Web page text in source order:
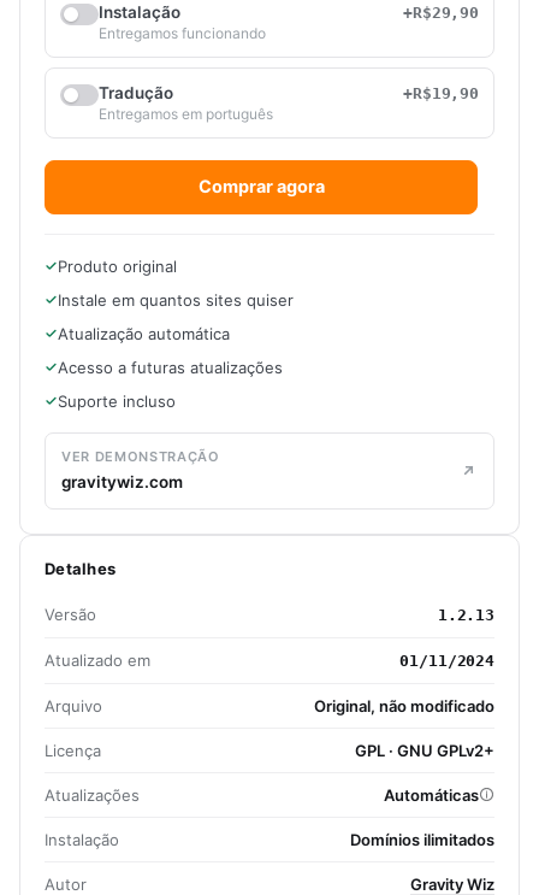
Instalação
+R$29,90
Entregamos funcionando
Tradução
+R$19,90
Entregamos em português
Comprar agora
Produto original
Instale em quantos sites quiser
Atualização automática
Acesso a futuras atualizações
Suporte incluso
VER DEMONSTRAÇÃO
gravitywiz.com
Detalhes
Versão 1.2.13
Atualizado em 01/11/2024
Arquivo Original, não modificado
Licença GPL · GNU GPLv2+
Atualizações Automáticas
Instalação Domínios ilimitados
Autor Gravity Wiz